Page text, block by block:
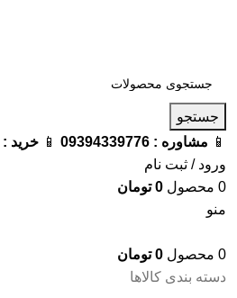
جستجو
📱 مشاوره : 09394339776
📱 خرید :
ورود / ثبت نام
0 محصول 0 تومان
منو
0 محصول 0 تومان
دسته بندی کالاها